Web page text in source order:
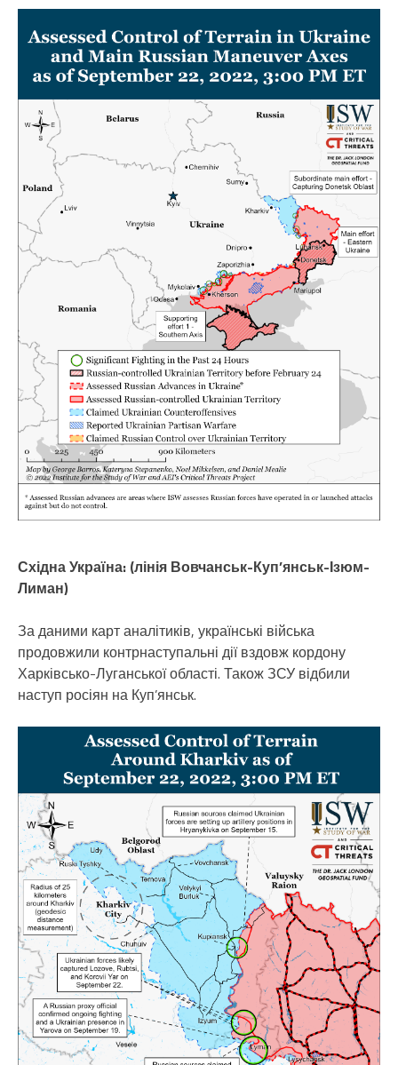
Східна Україна: (лінія Вовчанськ-Куп’янськ-Ізюм-
Лиман)
За даними карт аналітиків, українські війська
продовжили контрнаступальні дії вздовж кордону
Харківсько-Луганської області. Також ЗСУ відбили
наступ росіян на Куп’янськ.